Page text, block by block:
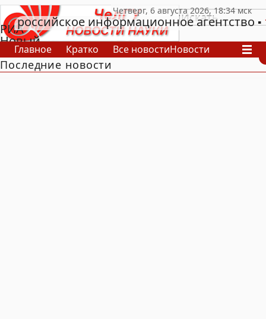
РИА
Новый
День
российское информационное агентство
Главное Кратко Все новостиНовости
В России
В мире
Последние новости